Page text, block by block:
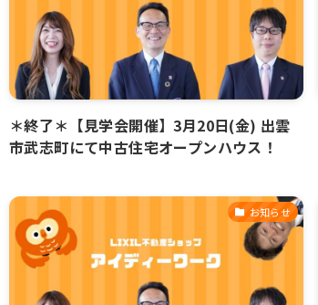
＊終了＊【見学会開催】3月20日(金) 出雲
市武志町にて中古住宅オープンハウス！
お知らせ